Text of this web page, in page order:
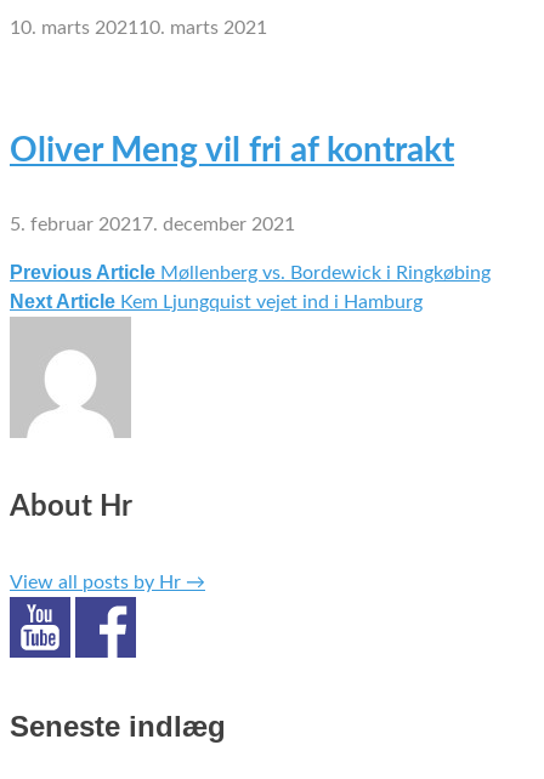
10. marts 2021 10. marts 2021
Oliver Meng vil fri af kontrakt
5. februar 2021 7. december 2021
Indlægsnavigation
Previous Article Møllenberg vs. Bordewick i Ringkøbing
Next Article Kem Ljungquist vejet ind i Hamburg
About Hr
View all posts by Hr →
Seneste indlæg